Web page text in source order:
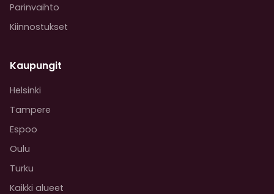
Parinvaihto
Kiinnostukset
Kaupungit
Helsinki
Tampere
Espoo
Oulu
Turku
Kaikki alueet